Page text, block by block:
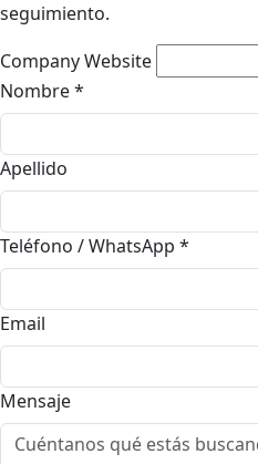
seguimiento.
Company Website
Nombre*
Apellido
Teléfono / WhatsApp *
Email
Mensaje